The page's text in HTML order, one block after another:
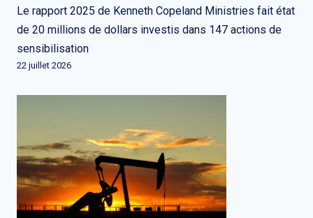
Le rapport 2025 de Kenneth Copeland Ministries fait état
de 20 millions de dollars investis dans 147 actions de
sensibilisation
22 juillet 2026